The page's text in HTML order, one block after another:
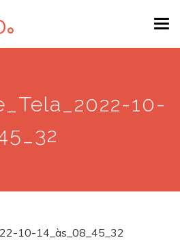
10-
10-14_às_08_45_32